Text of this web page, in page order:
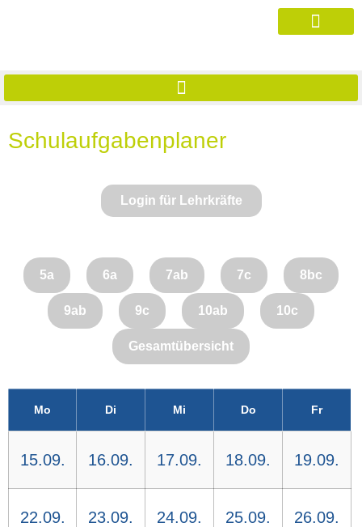
Schulaufgabenplaner
Login für Lehrkräfte
5a 6a 7ab 7c 8bc
9ab 9c 10ab 10c
Gesamtübersicht
Mo Di Mi Do Fr
15.09. 16.09. 17.09. 18.09. 19.09.
22.09. 23.09. 24.09. 25.09. 26.09.